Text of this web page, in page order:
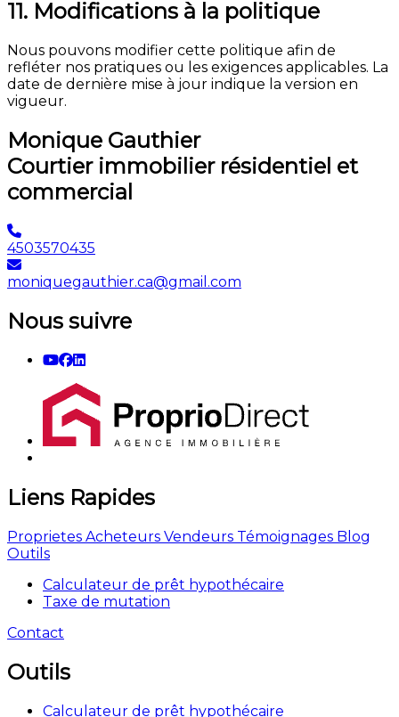
11. Modifications à la politique
Nous pouvons modifier cette politique afin de
refléter nos pratiques ou les exigences applicables. La
date de dernière mise à jour indique la version en
vigueur.
Monique Gauthier
Courtier immobilier résidentiel et
commercial
4503570435
moniquegauthier.ca@gmail.com
Nous suivre
Liens Rapides
Proprietes Acheteurs Vendeurs Témoignages Blog
Outils
Calculateur de prêt hypothécaire
Taxe de mutation
Contact
Outils
Calculateur de prêt hypothécaire